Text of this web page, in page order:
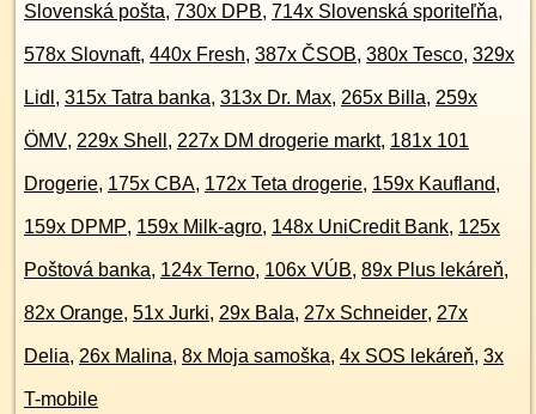
Slovenská pošta, 730x DPB, 714x Slovenská sporiteľňa,
578x Slovnaft, 440x Fresh, 387x ČSOB, 380x Tesco, 329x
Lidl , 315x Tatra banka, 313x Dr. Max, 265x Billa, 259x
ÖMV, 229x Shell , 227x DM drogerie markt, 181x 101
Drogerie, 175x CBA, 172x Teta drogerie, 159x Kaufland,
159x DPMP, 159x Milk-agro, 148x UniCredit Bank, 125x
Poštová banka, 124x Terno, 106x VÚB, 89x Plus lekáreň,
82x Orange, 51x Jurki, 29x Bala, 27x Schneider, 27x
Delia, 26x Malina, 8x Moja samoška, 4x SOS lekáreň, 3x
T-mobile